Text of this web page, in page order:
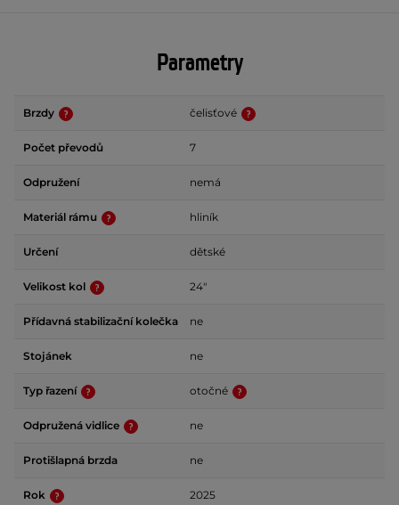
Parametry
Brzdy čelisťové
Počet převodů 7
Odpružení nemá
Materiál rámu hliník
Určení dětské
Velikost kol 24"
Přídavná stabilizační kolečka ne
Stojánek ne
Typ řazení otočné
Odpružená vidlice ne
Protišlapná brzda ne
Rok 2025